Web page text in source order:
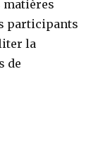
des
des
la
participants
la
de